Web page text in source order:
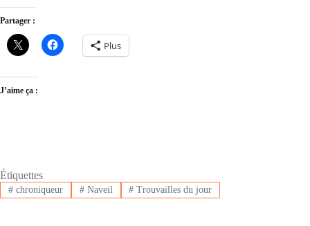
Partager :
Plus
J’aime ça :
Étiquettes
#chroniqueur #Naveil # Trouvailles du jour